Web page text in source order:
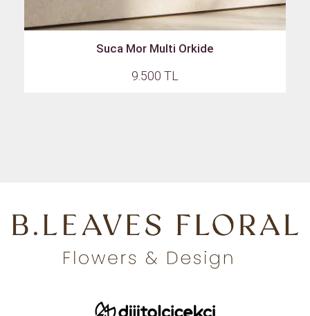
Suca Mor Multi Orkide
9.500 TL